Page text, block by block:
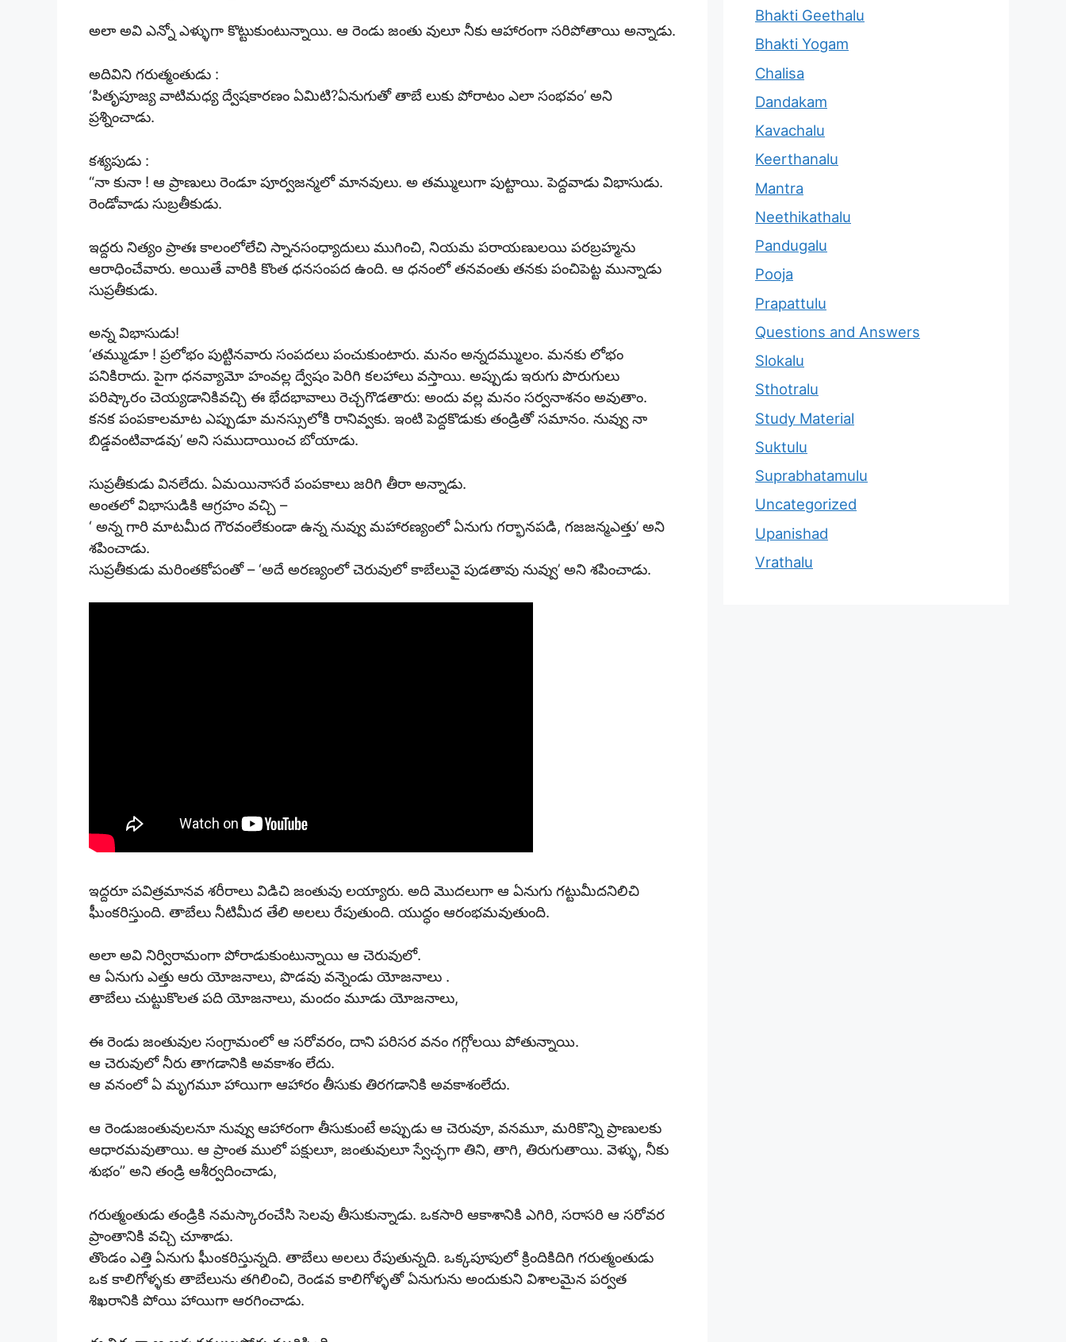
అలా అవి ఎన్నో ఎళ్ళుగా కొట్టుకుంటున్నాయి. ఆ రెండు జంతు వులూ నీకు ఆహారంగా సరిపోతాయి అన్నాడు.
అదివిని గరుత్మంతుడు :
‘పితృపూజ్య వాటిమధ్య ద్వేషకారణం ఏమిటి?ఏనుగుతో తాబే లుకు పోరాటం ఎలా సంభవం’ అని
ప్రశ్నించాడు.
కశ్యపుడు :
“నా కునా ! ఆ ప్రాణులు రెండూ పూర్వజన్మలో మానవులు. అ తమ్ములుగా పుట్టాయి. పెద్దవాడు విభాసుడు.
రెండోవాడు సుబ్రతీకుడు.
ఇద్దరు నిత్యం ప్రాతః కాలంలోలేచి స్నానసంధ్యాదులు ముగించి, నియమ పరాయణులయి పరబ్రహ్మను
ఆరాధించేవారు. అయితే వారికి కొంత ధనసంపద ఉంది. ఆ ధనంలో తనవంతు తనకు పంచిపెట్ట మున్నాడు
సుప్రతీకుడు.
అన్న విభాసుడు!
‘తమ్ముడూ ! ప్రలోభం పుట్టినవారు సంపదలు పంచుకుంటారు. మనం అన్నదమ్ములం. మనకు లోభం
పనికిరాదు. పైగా ధనవ్యామో హంవల్ల ద్వేషం పెరిగి కలహాలు వస్తాయి. అప్పుడు ఇరుగు పొరుగులు
పరిష్కారం చెయ్యడానికివచ్చి ఈ భేదభావాలు రెచ్చగొడతారు: అందు వల్ల మనం సర్వనాశనం అవుతాం.
కనక పంపకాలమాట ఎప్పుడూ మనస్సులోకి రానివ్వకు. ఇంటి పెద్దకొడుకు తండ్రితో సమానం. నువ్వు నా
బిడ్డవంటివాడవు’ అని సముదాయించ బోయాడు.
సుప్రతీకుడు వినలేదు. ఏమయినాసరే పంపకాలు జరిగి తీరా అన్నాడు.
అంతలో విభాసుడికి ఆగ్రహం వచ్చి –
‘ అన్న గారి మాటమీద గౌరవంలేకుండా ఉన్న నువ్వు మహారణ్యంలో ఏనుగు గర్భానపడి, గజజన్మఎత్తు’ అని
శపించాడు.
సుప్రతీకుడు మరింతకోపంతో – ‘అదే అరణ్యంలో చెరువులో కాబేలువై పుడతావు నువ్వు’ అని శపించాడు.
ఇద్దరూ పవిత్రమానవ శరీరాలు విడిచి జంతువు లయ్యారు. అది మొదలుగా ఆ ఏనుగు గట్టుమీదనిలిచి
ఘీంకరిస్తుంది. తాబేలు నీటిమీద తేలి అలలు రేపుతుంది. యుద్ధం ఆరంభమవుతుంది.
అలా అవి నిర్విరామంగా పోరాడుకుంటున్నాయి ఆ చెరువులో.
ఆ ఏనుగు ఎత్తు ఆరు యోజనాలు, పొడవు వన్నెండు యోజనాలు .
తాబేలు చుట్టుకొలత పది యోజనాలు, మందం మూడు యోజనాలు,
ఈ రెండు జంతువుల సంగ్రామంలో ఆ సరోవరం, దాని పరిసర వనం గగ్గోలయి పోతున్నాయి.
ఆ చెరువులో నీరు తాగడానికి అవకాశం లేదు.
ఆ వనంలో ఏ మృగమూ హాయిగా ఆహారం తీసుకు తిరగడానికి అవకాశంలేదు.
ఆ రెండుజంతువులనూ నువ్వు ఆహారంగా తీసుకుంటే అప్పుడు ఆ చెరువూ, వనమూ, మరికొన్ని ప్రాణులకు
ఆధారమవుతాయి. ఆ ప్రాంత ములో పక్షులూ, జంతువులూ స్వేచ్ఛగా తిని, తాగి, తిరుగుతాయి. వెళ్ళు, నీకు
శుభం” అని తండ్రి ఆశీర్వదించాడు,
గరుత్మంతుడు తండ్రికి నమస్కారంచేసి సెలవు తీసుకున్నాడు. ఒకసారి ఆకాశానికి ఎగిరి, సరాసరి ఆ సరోవర
ప్రాంతానికి వచ్చి చూశాడు.
తొండం ఎత్తి ఏనుగు ఘీంకరిస్తున్నది. తాబేలు అలలు రేపుతున్నది. ఒక్కపూపులో క్రిందికిదిగి గరుత్మంతుడు
ఒక కాలిగోళ్ళకు తాబేలును తగిలించి, రెండవ కాలిగోళ్ళతో ఏనుగును అందుకుని విశాలమైన పర్వత
శిఖరానికి పోయి హాయిగా ఆరగించాడు.
Bhakti Geethalu
Bhakti Yogam
Chalisa
Dandakam
Kavachalu
Keerthanalu
Mantra
Neethikathalu
Pandugalu
Pooja
Prapattulu
Questions and Answers
Slokalu
Sthotralu
Study Material
Suktulu
Suprabhatamulu
Uncategorized
Upanishad
Vrathalu